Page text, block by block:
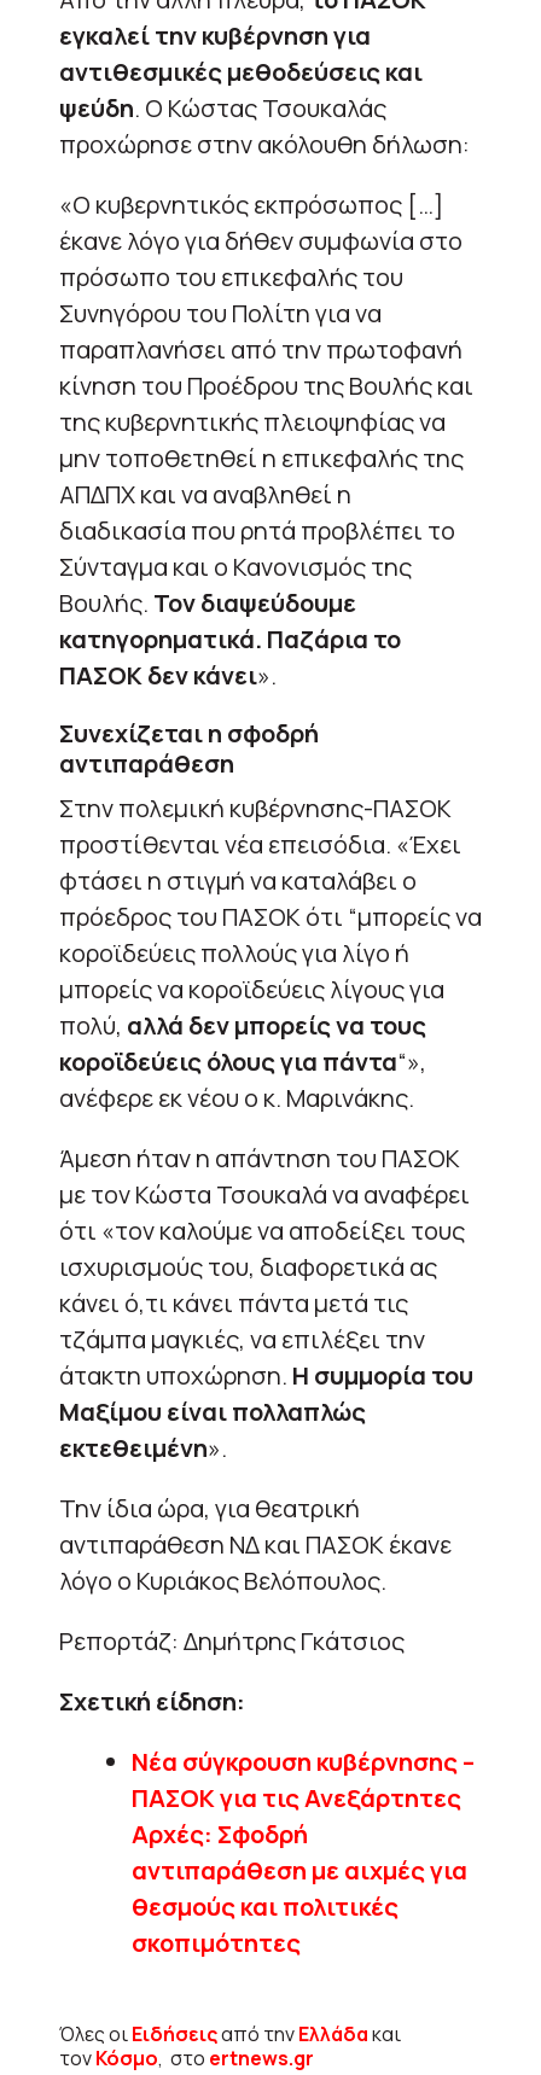
εγκαλεί την κυβέρνηση για
αντιθεσμικές μεθοδεύσεις και
ψεύδη. Ο Κώστας Τσουκαλάς
προχώρησε στην ακόλουθη δήλωση:
«Ο κυβερνητικός εκπρόσωπος […]
έκανε λόγο για δήθεν συμφωνία στο
πρόσωπο του επικεφαλής του
Συνηγόρου του Πολίτη για να
παραπλανήσει από την πρωτοφανή
κίνηση του Προέδρου της Βουλής και
της κυβερνητικής πλειοψηφίας να
μην τοποθετηθεί η επικεφαλής της
ΑΠΔΠΧ και να αναβληθεί η
διαδικασία που ρητά προβλέπει το
Σύνταγμα και ο Κανονισμός της
Βουλής. Τον διαψεύδουμε
κατηγορηματικά. Παζάρια το
ΠΑΣΟΚ δεν κάνει».
Συνεχίζεται η σφοδρή
αντιπαράθεση
Στην πολεμική κυβέρνησης-ΠΑΣΟΚ
προστίθενται νέα επεισόδια. «Έχει
φτάσει η στιγμή να καταλάβει ο
πρόεδρος του ΠΑΣΟΚ ότι “μπορείς να
κοροϊδεύεις πολλούς για λίγο ή
μπορείς να κοροϊδεύεις λίγους για
πολύ, αλλά δεν μπορείς να τους
κοροϊδεύεις όλους για πάντα“»,
ανέφερε εκ νέου ο κ. Μαρινάκης.
Άμεση ήταν η απάντηση του ΠΑΣΟΚ
με τον Κώστα Τσουκαλά να αναφέρει
ότι «τον καλούμε να αποδείξει τους
ισχυρισμούς του, διαφορετικά ας
κάνει ό,τι κάνει πάντα μετά τις
τζάμπα μαγκιές, να επιλέξει την
άτακτη υποχώρηση. Η συμμορία του
Μαξίμου είναι πολλαπλώς
εκτεθειμένη».
Την ίδια ώρα, για θεατρική
αντιπαράθεση ΝΔ και ΠΑΣΟΚ έκανε
λόγο ο Κυριάκος Βελόπουλος.
Ρεπορτάζ: Δημήτρης Γκάτσιος
Σχετική είδηση:
Νέα σύγκρουση κυβέρνησης –
ΠΑΣΟΚ για τις Ανεξάρτητες
Αρχές: Σφοδρή
αντιπαράθεση με αιχμές για
θεσμούς και πολιτικές
σκοπιμότητες
Όλες οιΕιδήσειςαπό τηνΕλλάδακαι
τονΚόσμο, στο ertnews.gr